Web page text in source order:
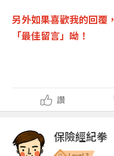
另外如果喜歡我的回覆，
「最佳留言」呦！
讚
保險經紀拳